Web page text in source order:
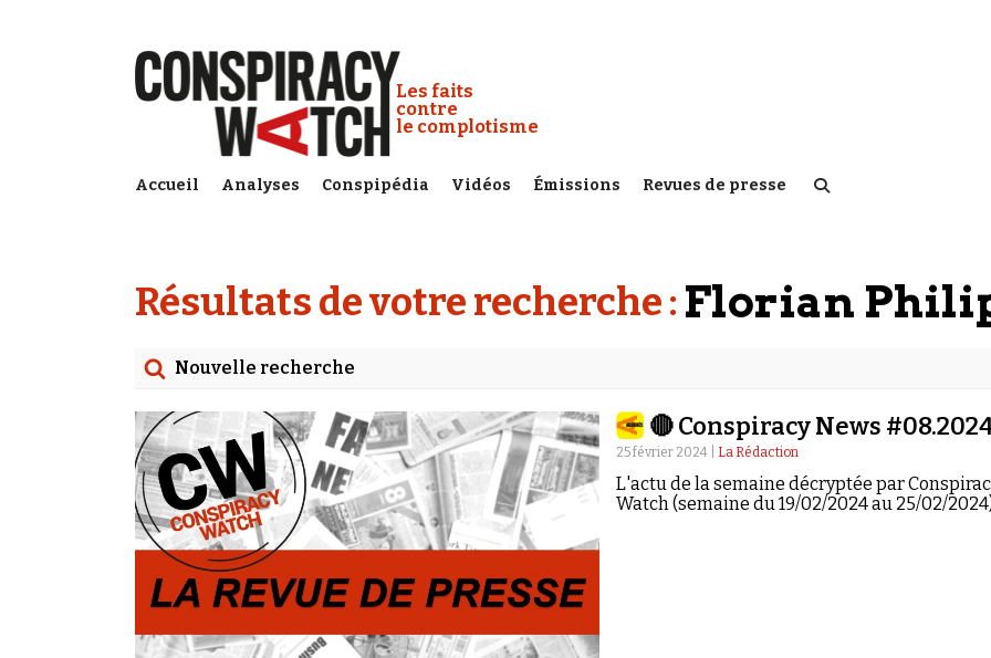
Conspiracy Watch :
Les faits
contre
le complotisme
Accueil Analyses Conspipédia Vidéos Émissions Revues de presse
Résultats de votre recherche : Florian
Nouvelle recherche
Date
Rechercher dans tous les contenus
Cibler votre recherche
Rechercher
🔴 Conspiracy News
25 février 2024 | La Rédaction
L'actu de la semaine décryptée par
Watch (semaine du 19/02/2024 au 25/02/